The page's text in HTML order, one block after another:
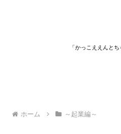
「かっこええんとち
ホーム ～起業編～